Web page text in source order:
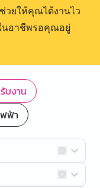
วยให้คุณได้งานไว
นอาชีพรอคุณอยู่
บงาน
ฟ้า